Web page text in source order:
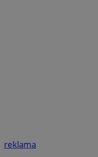
reklama